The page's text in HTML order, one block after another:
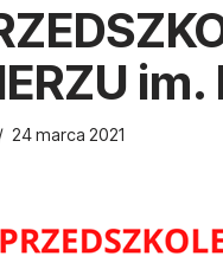
24 marca 2021